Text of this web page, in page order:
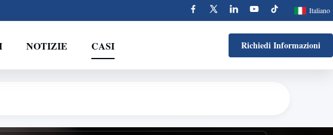
Italiano
NOTIZIE CASI Richiedi Informazioni